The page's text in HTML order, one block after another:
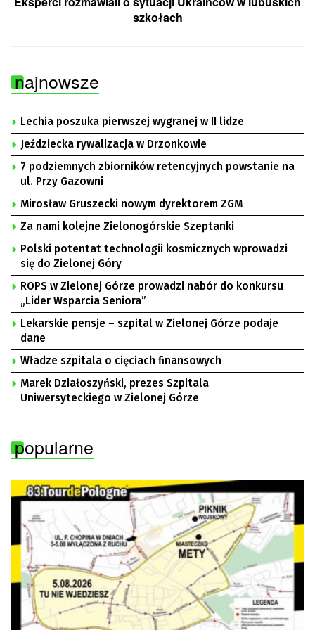
szkołach
najnowsze
Lechia poszuka pierwszej wygranej w II lidze
Jeździecka rywalizacja w Drzonkowie
7 podziemnych zbiorników retencyjnych powstanie na
ul. Przy Gazowni
Mirosław Gruszecki nowym dyrektorem ZGM
Za nami kolejne Zielonogórskie Szeptanki
Polski potentat technologii kosmicznych wprowadzi
się do Zielonej Góry
ROPS w Zielonej Górze prowadzi nabór do konkursu
„Lider Wsparcia Seniora”
Lekarskie pensje – szpital w Zielonej Górze podaje
dane
Władze szpitala o cięciach finansowych
Marek Działoszyński, prezes Szpitala
Uniwersyteckiego w Zielonej Górze
popularne